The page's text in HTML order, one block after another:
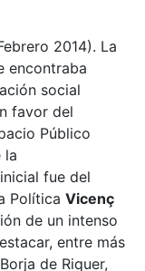
2014). La
encontraba
social
favor del
Público
la
fue del
Política Vicenç
de un intenso
entre más
de Riquer,